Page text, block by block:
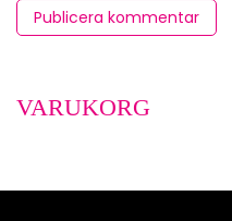
Publicera kommentar
VARUKORG